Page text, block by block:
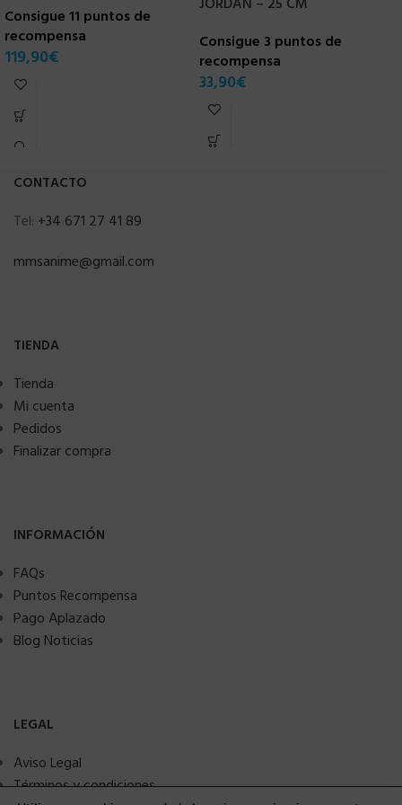
Consigue 11 puntos de
recompensa
119,90€
Consigue 3 puntos de
recompensa
33,90€
CONTACTO
Tel: +34 671 27 41 89
mmsanime@gmail.com
TIENDA
Tienda
Mi cuenta
Pedidos
Finalizar compra
INFORMACIÓN
FAQs
Puntos Recompensa
Pago Aplazado
Blog Noticias
LEGAL
Aviso Legal
Términos y condiciones